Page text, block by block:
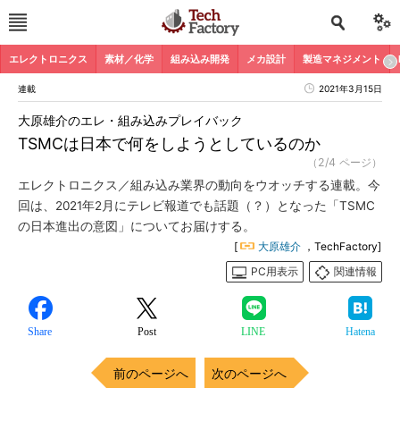
エレクトロニクス 素材／化学 組み込み開発 メカ設計 製造マネジメント
連載 2021年3月15日
TSMCは日本で何をしようとしているのか
大原雄介のエレ・組み込みプレイバック
（2/4 ページ）
エレクトロニクス／組み込み業界の動向をウオッチする連載。今
回は、2021年2月にテレビ報道でも話題（？）となった「TSMC
の日本進出の意図」についてお届けする。
[ 大原雄介 ，TechFactory]
PC用表示
関連情報
Share Post LINE Hatena
前のページへ 次のページへ